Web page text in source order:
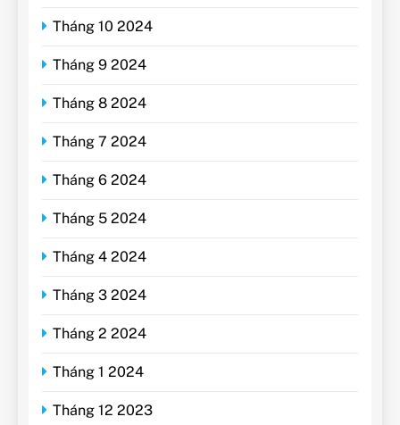
Tháng 10 2024
Tháng 9 2024
Tháng 8 2024
Tháng 7 2024
Tháng 6 2024
Tháng 5 2024
Tháng 4 2024
Tháng 3 2024
Tháng 2 2024
Tháng 1 2024
Tháng 12 2023